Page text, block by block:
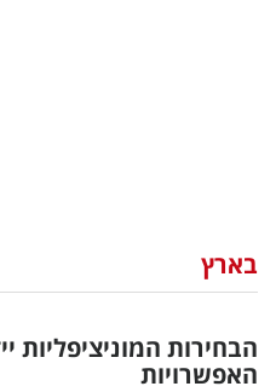
וצרכנות
דיגיטל
בארץ
הבחירות המוניציפליות
האפשרויות